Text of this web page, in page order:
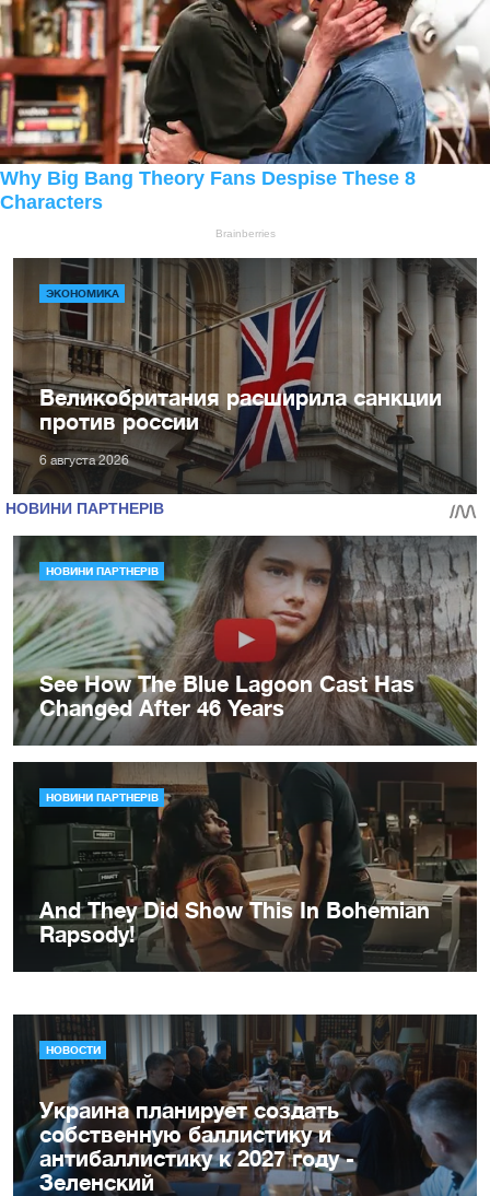
ЭКОНОМИКА
Великобритания расширила санкции
против россии
6 августа 2026
НОВОСТИ
Украина планирует создать
собственную баллистику и
антибаллистику к 2027 году -
Зеленский